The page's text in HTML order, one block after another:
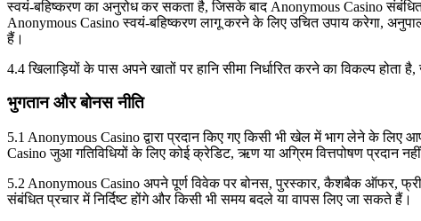
स्वयं-बहिष्करण का अनुरोध कर सकता है, जिसके बाद Anonymous Casino
Anonymous Casino स्वयं-बहिष्करण लागू करने के लिए उचित उपाय करेगा,
हैं।
4.4 खिलाड़ियों के पास अपने खातों पर हानि सीमा निर्धारित करने का विकल्प
भुगतान और बोनस नीति
5.1 Anonymous Casino द्वारा प्रदान किए गए किसी भी खेल में भाग लेने के
Casino जुआ गतिविधियों के लिए कोई क्रेडिट, ऋण या अग्रिम वित्तपोषण प्रदान
5.2 Anonymous Casino अपने पूर्ण विवेक पर बोनस, पुरस्कार, कैशबैक ऑफर, फ्री
संबंधित प्रचार में निर्दिष्ट होंगे और किसी भी समय बदले या वापस लिए जा सकते हैं।